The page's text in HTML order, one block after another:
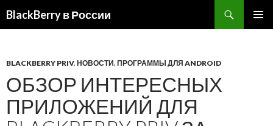
BlackBerry в России
BLACKBERRY PRIV, НОВОСТИ, ПРОГРАММЫ ДЛЯ ANDROID
ОБЗОР ИНТЕРЕСНЫХ
ПРИЛОЖЕНИЙ ДЛЯ